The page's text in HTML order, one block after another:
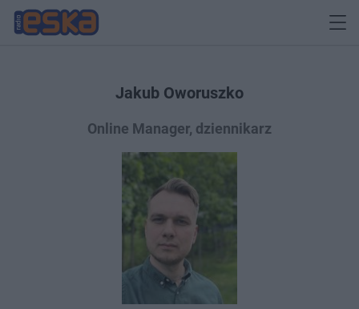
Jakub Oworuszko
Online Manager, dziennikarz